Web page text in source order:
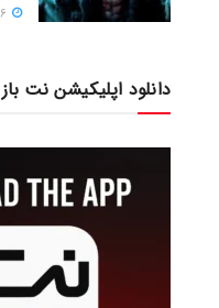
دانلود اپلیکیشن نت باز 360